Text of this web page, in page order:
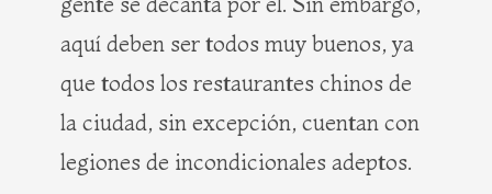
aquí deben ser todos muy buenos, ya
que todos los restaurantes chinos de
la ciudad, sin excepción, cuentan con
legiones de incondicionales adeptos.